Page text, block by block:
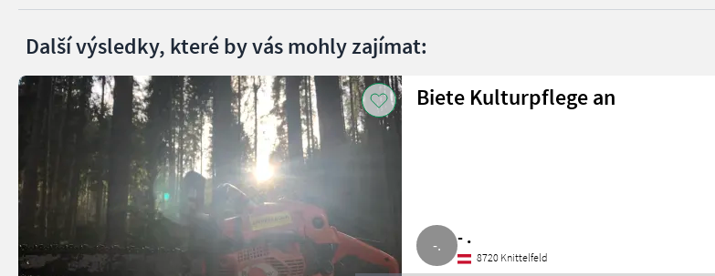
Další výsledky, které by vás mohly zajímat:
Biete Kulturpflege an
- .
8720 Knittelfeld